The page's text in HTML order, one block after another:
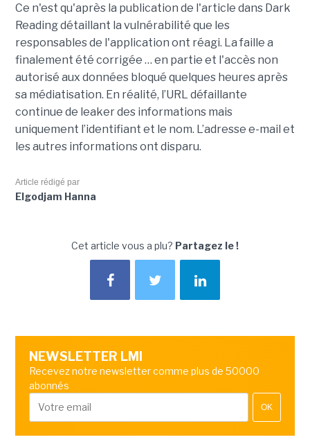
Ce n'est qu'après la publication de l'article dans Dark
Reading détaillant la vulnérabilité que les
responsables de l'application ont réagi. La faille a
finalement été corrigée … en partie et l'accès non
autorisé aux données bloqué quelques heures après
sa médiatisation. En réalité, l’URL défaillante
continue de leaker des informations mais
uniquement l’identifiant et le nom. L’adresse e-mail et
les autres informations ont disparu.
Article rédigé par
Elgodjam Hanna
Cet article vous a plu? Partagez le !
NEWSLETTER LMI
Recevez notre newsletter comme plus de 50000
abonnés
OK